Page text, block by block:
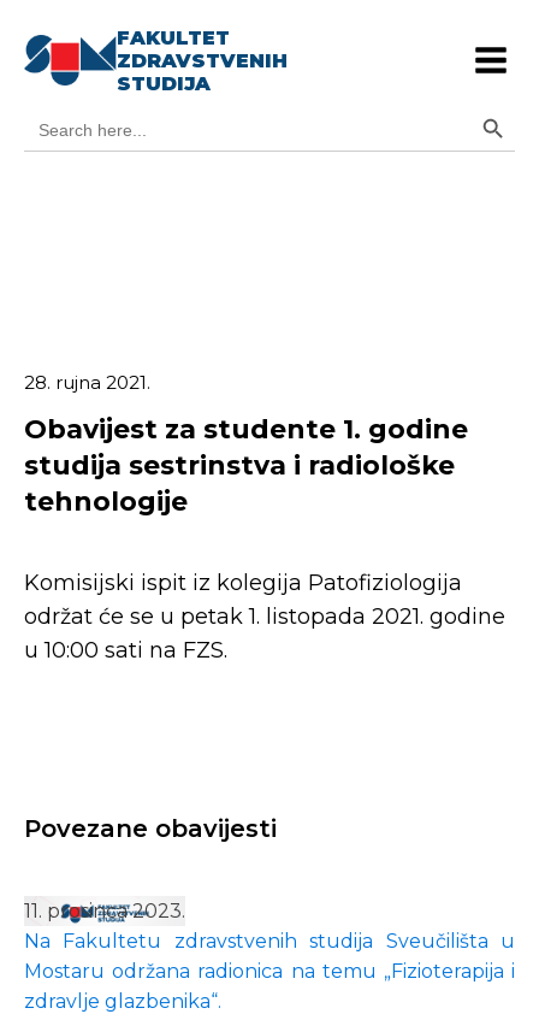
FAKULTET
ZDRAVSTVENIH
STUDIJA
for:
28. rujna 2021.
Obavijest za studente 1. godine
studija sestrinstva i radiološke
tehnologije
Komisijski ispit iz kolegija Patofiziologija
održat će se u petak 1. listopada 2021. godine
u 10:00 sati na FZS.
Povezane obavijesti
11. prosinca 2023.
Na Fakultetu zdravstvenih studija Sveučilišta u
Mostaru održana radionica na temu „Fizioterapija i
zdravlje glazbenika“.